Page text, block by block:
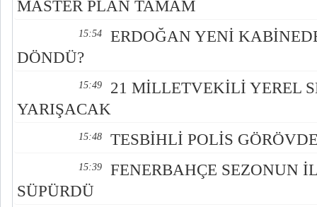
MASTER PLAN TAMAM
15:54
ERDOĞAN YENİ
DÖNDÜ?
15:49
21 MİLLETVEKİLİ YEREL
YARIŞACAK
15:48 TESBİHLİ POLİS
15:39
FENERBAHÇE SEZONUN
SÜPÜRDÜ